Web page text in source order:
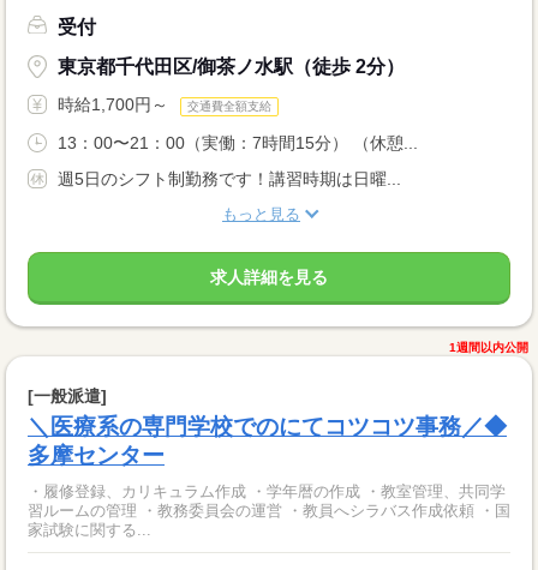
受付
東京都千代田区/御茶ノ水駅（徒歩 2分）
時給1,700円～ 交通費全額支給
13：00〜21：00（実働：7時間15分） （休憩...
週5日のシフト制勤務です！講習時期は日曜...
もっと見る
求人詳細を見る
1週間以内公開
[一般派遣]
＼医療系の専門学校でのにてコツコツ事務／◆
多摩センター
・履修登録、カリキュラム作成 ・学年暦の作成 ・教室管理、共同学
習ルームの管理 ・教務委員会の運営 ・教員へシラバス作成依頼 ・国
家試験に関する...